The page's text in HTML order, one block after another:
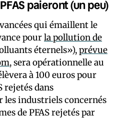
paieront (un peu)
qui émaillent le
pourla pollution de
éternels»),prévue
, sera opérationnelle au
à 100 euros pour
rejetés dans
les industriels concernés
de PFAS rejetés par